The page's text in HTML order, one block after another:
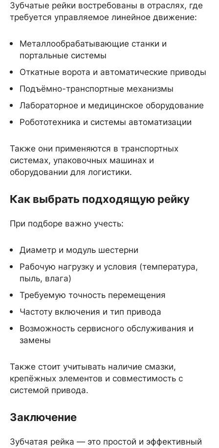
Зубчатые рейки востребованы в отраслях, где
требуется управляемое линейное движение:
Металлообрабатывающие станки и
портальные системы
Откатные ворота и автоматические приводы
Подъёмно-транспортные механизмы
Лабораторное и медицинское оборудование
Робототехника и системы автоматизации
Также они применяются в транспортных
системах, упаковочных машинах и
оборудовании для логистики.
Как выбрать подходящую рейку
При подборе важно учесть:
Диаметр и модуль шестерни
Рабочую нагрузку и условия (температура,
пыль, влага)
Требуемую точность перемещения
Частоту включения и тип привода
Возможность сервисного обслуживания и
замены
Также стоит учитывать наличие смазки,
крепёжных элементов и совместимость с
системой привода.
Заключение
Зубчатая рейка — это простой и эффективный